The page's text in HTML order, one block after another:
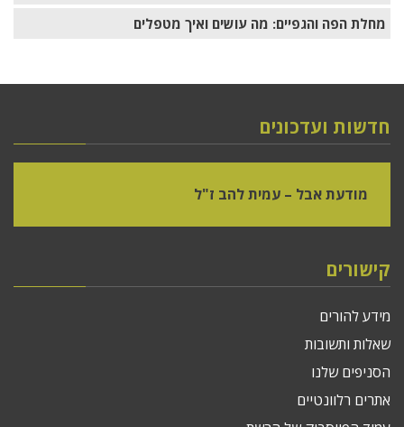
מחלת הפה והגפיים: מה עושים ואיך מטפלים
חדשות ועדכונים
מודעת אבל – עמית להב ז"ל
קישורים
מידע להורים
שאלות ותשובות
הסניפים שלנו
אתרים רלוונטיים